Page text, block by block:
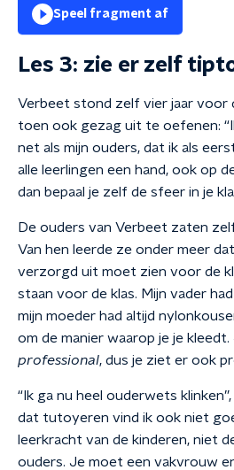
Speel fragment af
Les 3: zie er zelf
Verbeet stond zelf vier jaar voor
toen ook gezag uit te oefenen:
net als mijn ouders, dat ik als
alle leerlingen een hand, ook op
dan bepaal je zelf de sfeer in je
De ouders van Verbeet zaten
Van hen leerde ze onder meer
verzorgd uit moet zien voor de
staan voor de klas. Mijn vader
mijn moeder had altijd
om de manier waarop je je
professional, dus je ziet er ook
“Ik ga nu heel ouderwets
dat tutoyeren vind ik ook niet
leerkracht van de kinderen, niet
ouders. Je moet een vakvrouw